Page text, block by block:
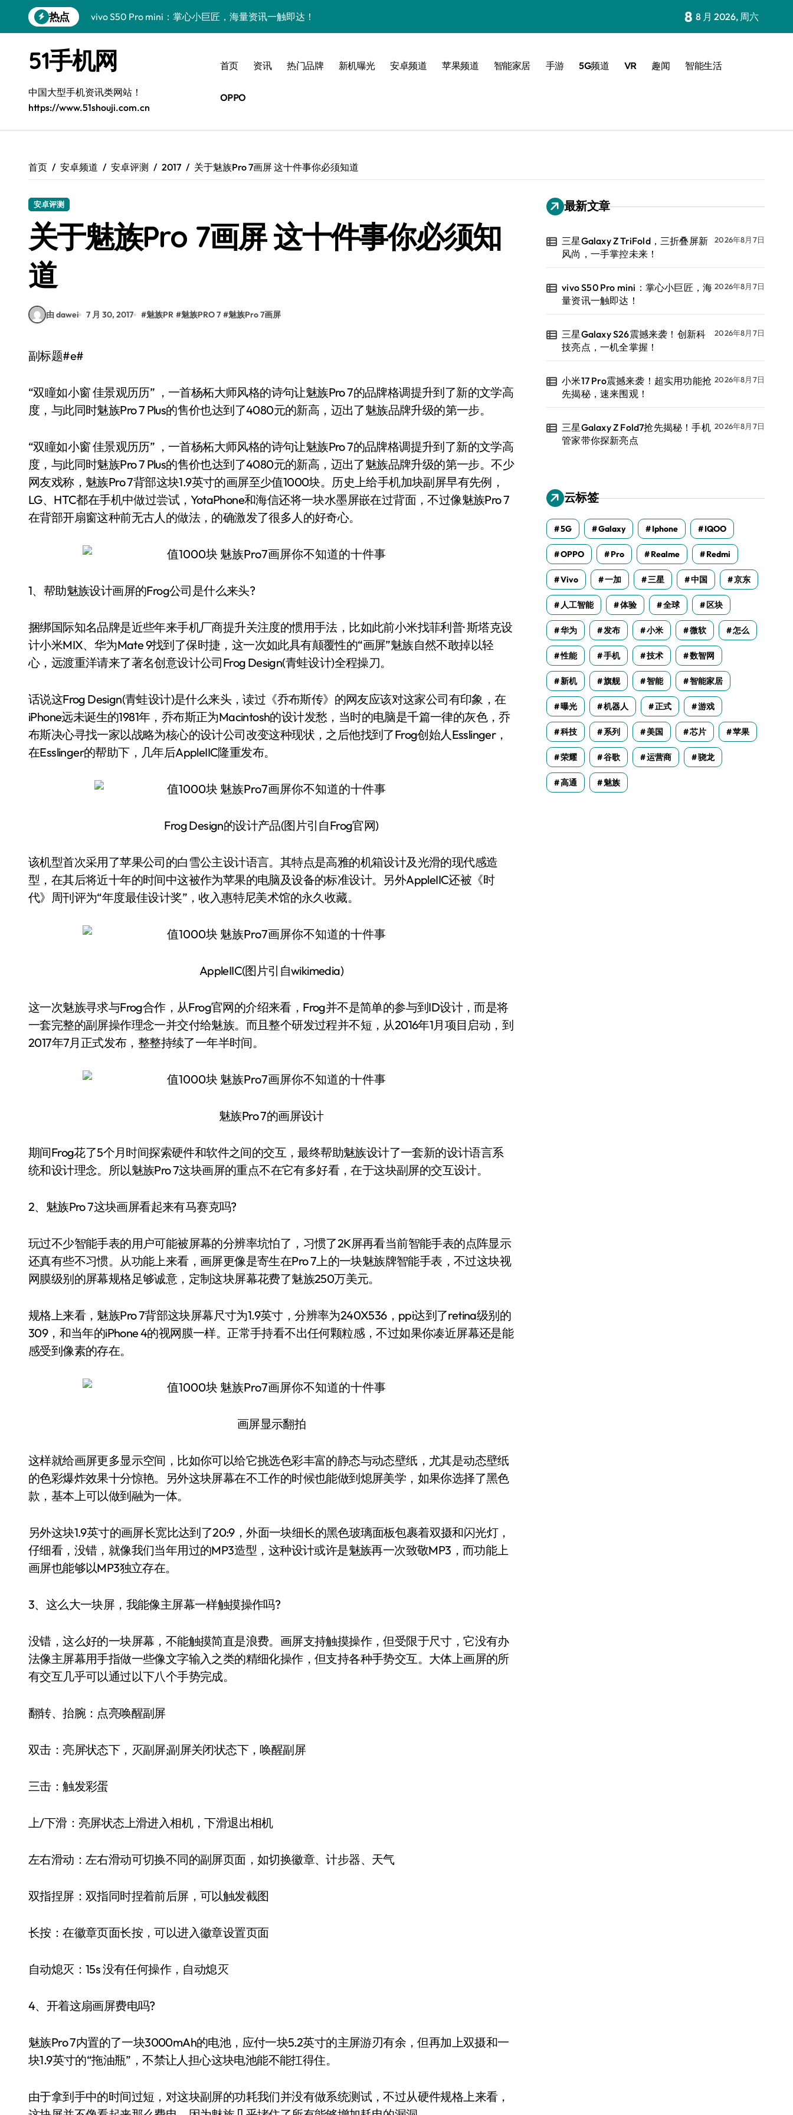
到
热点
vivo S50 Pro mini：掌心小巨匠，海量资讯一触即达！
小米17 Pro震撼来袭！超实用功能抢先揭秘，速来围观！
三星Galaxy Z Fold7抢先揭秘！手机管家带你探新亮点
S25 Ultra颜值炸裂！定制主题潮翻天！
S25+闪亮登场，这样拍更吸睛！
S26+颜值暴增！三星机皇美颜秘籍曝光
三星Galaxy Z TriFold，三折叠屏新风尚，一手掌控未来！
8 8 月 2026, 周六
51手机网
中国大型手机资讯类网站！
https://www.51shouji.com.cn
首页 资讯 热门品牌 新机曝光 安卓频道 苹果频道 智能家居 手游 5G频道 VR 趣闻 智能生活
OPPO
首页 安卓频道 安卓评测 2017 关于魅族Pro 7画屏 这十件事你必须知道
安卓评测
关于魅族Pro 7画屏 这十件事你必须知
道
由 dawei 7 月 30, 2017 #魅族PR #魅族PRO 7 #魅族Pro 7画屏
副标题#e#
“双瞳如小窗 佳景观历历” ，一首杨柘大师风格的诗句让魅族Pro 7的品牌格调提升到了新的文学高
度，与此同时魅族Pro 7 Plus的售价也达到了4080元的新高，迈出了魅族品牌升级的第一步。
“双瞳如小窗 佳景观历历” ，一首杨柘大师风格的诗句让魅族Pro 7的品牌格调提升到了新的文学高
度，与此同时魅族Pro 7 Plus的售价也达到了4080元的新高，迈出了魅族品牌升级的第一步。不少
网友戏称，魅族Pro 7背部这块1.9英寸的画屏至少值1000块。历史上给手机加块副屏早有先例，
LG、HTC都在手机中做过尝试，YotaPhone和海信还将一块水墨屏嵌在过背面，不过像魅族Pro 7
在背部开扇窗这种前无古人的做法，的确激发了很多人的好奇心。
1、帮助魅族设计画屏的Frog公司是什么来头?
捆绑国际知名品牌是近些年来手机厂商提升关注度的惯用手法，比如此前小米找菲利普· 斯塔克设
计小米MIX、华为Mate 9找到了保时捷，这一次如此具有颠覆性的“画屏”魅族自然不敢掉以轻
心，远渡重洋请来了著名创意设计公司Frog Design(青蛙设计)全程操刀。
话说这Frog Design(青蛙设计)是什么来头，读过《乔布斯传》的网友应该对这家公司有印象，在
iPhone远未诞生的1981年，乔布斯正为Macintosh的设计发愁，当时的电脑是千篇一律的灰色，乔
布斯决心寻找一家以战略为核心的设计公司改变这种现状，之后他找到了Frog创始人Esslinger，
在Esslinger的帮助下，几年后AppleIIC隆重发布。
Frog Design的设计产品(图片引自Frog官网)
该机型首次采用了苹果公司的白雪公主设计语言。其特点是高雅的机箱设计及光滑的现代感造
型，在其后将近十年的时间中这被作为苹果的电脑及设备的标准设计。另外AppleIIC还被《时
代》周刊评为“年度最佳设计奖”，收入惠特尼美术馆的永久收藏。
AppleIIC(图片引自wikimedia)
这一次魅族寻求与Frog合作，从Frog官网的介绍来看，Frog并不是简单的参与到ID设计，而是将
一套完整的副屏操作理念一并交付给魅族。而且整个研发过程并不短，从2016年1月项目启动，到
2017年7月正式发布，整整持续了一年半时间。
魅族Pro 7的画屏设计
期间Frog花了5个月时间探索硬件和软件之间的交互，最终帮助魅族设计了一套新的设计语言系
统和设计理念。所以魅族Pro 7这块画屏的重点不在它有多好看，在于这块副屏的交互设计。
2、魅族Pro 7这块画屏看起来有马赛克吗?
玩过不少智能手表的用户可能被屏幕的分辨率坑怕了，习惯了2K屏再看当前智能手表的点阵显示
还真有些不习惯。从功能上来看，画屏更像是寄生在Pro 7上的一块魅族牌智能手表，不过这块视
网膜级别的屏幕规格足够诚意，定制这块屏幕花费了魅族250万美元。
规格上来看，魅族Pro 7背部这块屏幕尺寸为1.9英寸，分辨率为240X536，ppi达到了retina级别的
309，和当年的iPhone 4的视网膜一样。正常手持看不出任何颗粒感，不过如果你凑近屏幕还是能
感受到像素的存在。
画屏显示翻拍
这样就给画屏更多显示空间，比如你可以给它挑选色彩丰富的静态与动态壁纸，尤其是动态壁纸
的色彩爆炸效果十分惊艳。另外这块屏幕在不工作的时候也能做到熄屏美学，如果你选择了黑色
款，基本上可以做到融为一体。
另外这块1.9英寸的画屏长宽比达到了20:9，外面一块细长的黑色玻璃面板包裹着双摄和闪光灯，
仔细看，没错，就像我们当年用过的MP3造型，这种设计或许是魅族再一次致敬MP3，而功能上
画屏也能够以MP3独立存在。
3、这么大一块屏，我能像主屏幕一样触摸操作吗?
没错，这么好的一块屏幕，不能触摸简直是浪费。画屏支持触摸操作，但受限于尺寸，它没有办
法像主屏幕用手指做一些像文字输入之类的精细化操作，但支持各种手势交互。大体上画屏的所
有交互几乎可以通过以下八个手势完成。
翻转、抬腕：点亮唤醒副屏
双击：亮屏状态下，灭副屏;副屏关闭状态下，唤醒副屏
三击：触发彩蛋
上/下滑：亮屏状态上滑进入相机，下滑退出相机
左右滑动：左右滑动可切换不同的副屏页面，如切换徽章、计步器、天气
双指捏屏：双指同时捏着前后屏，可以触发截图
长按：在徽章页面长按，可以进入徽章设置页面
自动熄灭：15s 没有任何操作，自动熄灭
4、开着这扇画屏费电吗?
魅族Pro 7内置的了一块3000mAh的电池，应付一块5.2英寸的主屏游刃有余，但再加上双摄和一
块1.9英寸的“拖油瓶”，不禁让人担心这块电池能不能扛得住。
由于拿到手中的时间过短，对这块副屏的功耗我们并没有做系统测试，不过从硬件规格上来看，
最新文章
三星Galaxy Z TriFold，三折叠屏新
风尚，一手掌控未来！
2026年8月7日
vivo S50 Pro mini：掌心小巨匠，海
量资讯一触即达！
2026年8月7日
三星Galaxy S26震撼来袭！创新科
技亮点，一机全掌握！
2026年8月7日
小米17 Pro震撼来袭！超实用功能抢
先揭秘，速来围观！
2026年8月7日
三星Galaxy Z Fold7抢先揭秘！手机
管家带你探新亮点
2026年8月7日
云标签
5G Galaxy Iphone IQOO
OPPO Pro Realme Redmi
Vivo 一加 三星 中国 京东
人工智能 体验 全球 区块
华为 发布 小米 微软 怎么
性能 手机 技术 数智网
新机 旗舰 智能 智能家居
曝光 机器人 正式 游戏
科技 系列 美国 芯片 苹果
荣耀 谷歌 运营商 骁龙
高通 魅族